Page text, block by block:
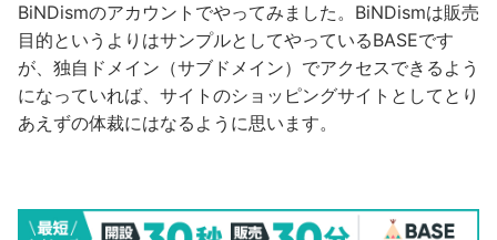
BiNDismのアカウントでやってみました。BiNDismは販売
目的というよりはサンプルとしてやっているBASEです
が、独自ドメイン（サブドメイン）でアクセスできるよう
になっていれば、サイトのショッピングサイトとしてとり
あえずの体裁にはなるように思います。